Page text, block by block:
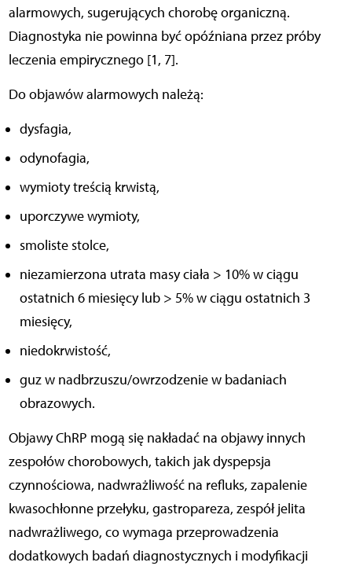
alarmowych, sugerujących chorobę organiczną.
Diagnostyka nie powinna być opóźniana przez próby
leczenia empirycznego [1, 7].
Do objawów alarmowych należą:
dysfagia,
odynofagia,
wymioty treścią krwistą,
uporczywe wymioty,
smoliste stolce,
niezamierzona utrata masy ciała > 10% w ciągu
ostatnich 6 miesięcy lub > 5% w ciągu ostatnich 3
miesięcy,
niedokrwistość,
guz w nadbrzuszu/owrzodzenie w badaniach
obrazowych.
Objawy ChRP mogą się nakładać na objawy innych
zespołów chorobowych, takich jak dyspepsja
czynnościowa, nadwrażliwość na refluks, zapalenie
kwasochłonne przełyku, gastropareza, zespół jelita
nadwrażliwego, co wymaga przeprowadzenia
dodatkowych badań diagnostycznych i modyfikacji